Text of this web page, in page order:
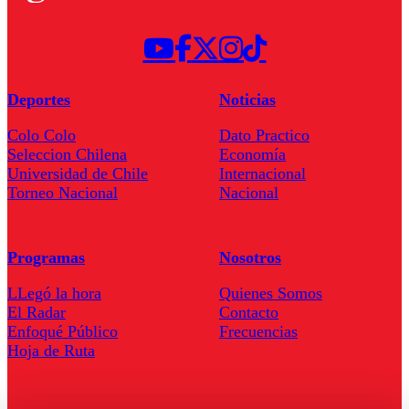
Deportes
Colo Colo
Seleccion Chilena
Universidad de Chile
Torneo Nacional
Noticias
Dato Practico
Economía
Internacional
Nacional
Programas
LLegó la hora
El Radar
Enfoqué Público
Hoja de Ruta
Nosotros
Quienes Somos
Contacto
Frecuencias